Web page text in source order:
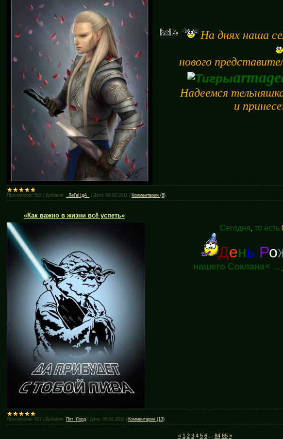
На днях наша
нового
Надеемся
и
Просмотров: 518 Добавил: _ЛеГеНдА_ Дата: 09.02.2011 Комментарии (6)
«Как важно в жизни всё успеть»
Сегодня, то есть
День Ро
нашего Соклана< ...
Просмотров: 627 Добавил: Пит_Лорд Дата: 06.02.2011 Комментарии (13)
« 1 2 3 4 5 6 84 85 »